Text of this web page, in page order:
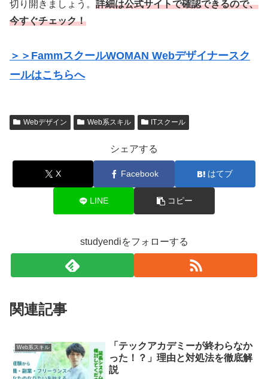
切り開きましょう。 詳細は公式サイトで確認できるので、
今すぐチェック！
＞＞FammスクールWOMAN Webデザイナースク
ールはこちらへ
Webデザイン Web系スキル ITスクール
シェアする
X Facebook はてブ
LINE コピー
studyendiをフォローする
関連記事
Web系スキル
「テックアカデミーが終わらなか
った！？」理由と対処法を徹底解
説